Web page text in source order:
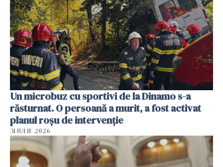
Un microbuz cu sportivi de la Dinamo s-a
răsturnat. O persoană a murit, a fost activat
planul roșu de intervenție
31 IULIE 2026